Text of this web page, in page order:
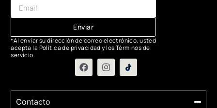
Enviar
*Al enviar su dirección de correo electrónico, usted
acepta la Política de privacidad y los Términos de
servicio.
Contacto